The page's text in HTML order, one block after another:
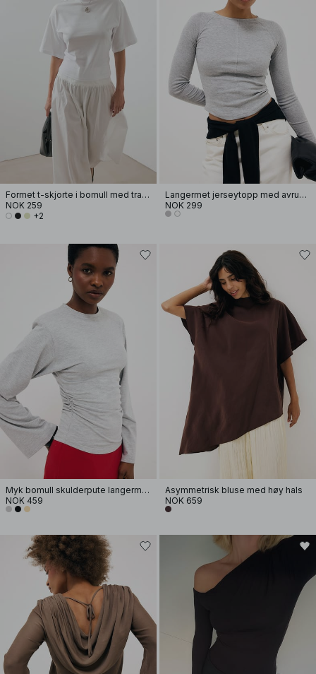
Formet t-skjorte i bomull med traktformet hals
NOK 259
+2
Langermet jerseytopp med avrundet kant
NOK 299
Myk bomull skulderpute langermet T-skjorte
NOK 459
Asymmetrisk bluse med høy hals
NOK 659